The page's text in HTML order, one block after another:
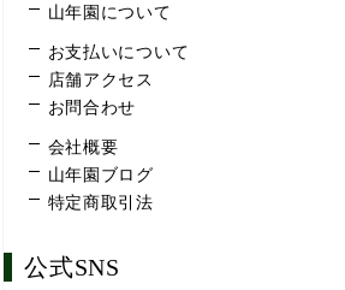
山年園について
お支払いについて
店舗アクセス
お問合わせ
会社概要
山年園ブログ
特定商取引法
公式SNS